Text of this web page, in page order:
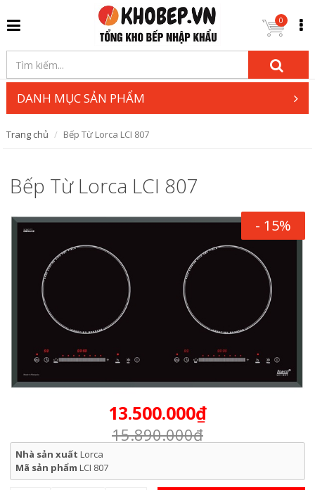
0
DANH MỤC SẢN PHẨM
Trang chủ Bếp Từ Lorca LCI 807
Bếp Từ Lorca LCI 807
- 15%
13.500.000₫
15.890.000₫
Nhà sản xuất Lorca
Mã sản phẩm LCI 807